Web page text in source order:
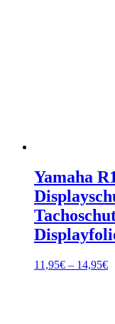
Yamaha
11,95€ – 14,95€